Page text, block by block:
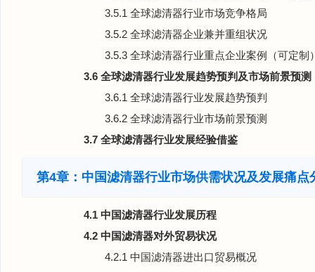
3.5.1 全球滤清器行业市场竞争格局
3.5.2 全球滤清器企业兼并重组状况
3.5.3 全球滤清器行业重点企业案例（可定制）
3.6 全球滤清器行业发展趋势预判及市场前景预测
3.6.1 全球滤清器行业发展趋势预判
3.6.2 全球滤清器行业市场前景预测
3.7 全球滤清器行业发展经验借鉴
第4章：中国滤清器行业市场供需状况及发展痛点
4.1 中国滤清器行业发展历程
4.2 中国滤清器对外贸易状况
4.2.1 中国滤清器进出口贸易概况